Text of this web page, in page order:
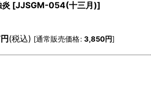
[JJSGM-054(十三月)]
円(税込) [通常販売価格: 3,850円]